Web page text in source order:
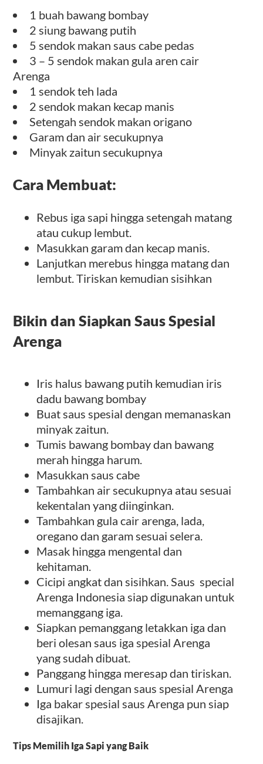
1 buah bawang bombay
2 siung bawang putih
5 sendok makan saus cabe pedas
3 – 5 sendok makan gula aren cair
Arenga
1 sendok teh lada
2 sendok makan kecap manis
Setengah sendok makan origano
Garam dan air secukupnya
Minyak zaitun secukupnya
Cara Membuat:
Rebus iga sapi hingga setengah matang
atau cukup lembut.
Masukkan garam dan kecap manis.
Lanjutkan merebus hingga matang dan
lembut. Tiriskan kemudian sisihkan
Bikin dan Siapkan Saus Spesial
Arenga
Iris halus bawang putih kemudian iris
dadu bawang bombay
Buat saus spesial dengan memanaskan
minyak zaitun.
Tumis bawang bombay dan bawang
merah hingga harum.
Masukkan saus cabe
Tambahkan air secukupnya atau sesuai
kekentalan yang diinginkan.
Tambahkan gula cair arenga, lada,
oregano dan garam sesuai selera.
Masak hingga mengental dan
kehitaman.
Cicipi angkat dan sisihkan. Saus special
Arenga Indonesia siap digunakan untuk
memanggang iga.
Siapkan pemanggang letakkan iga dan
beri olesan saus iga spesial Arenga
yang sudah dibuat.
Panggang hingga meresap dan tiriskan.
Lumuri lagi dengan saus spesial Arenga
Iga bakar spesial saus Arenga pun siap
disajikan.
Tips Memilih Iga Sapi yang Baik